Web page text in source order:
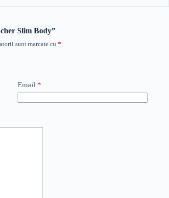
Slim Body”
sunt marcate cu *
Email *